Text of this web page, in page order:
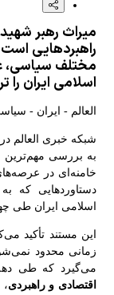
اتحادیه‌ها بر نخست‌وزیر
ایران
کمیسیون امنیت
رهبر شهید
است
سیاسی،
ایران را
- ایران - سیاسی
خبری العالم در
بررسی مهم‌ترین
در عرصه‌های
که به
ایران طی چهار
مستند تأکید می‌کند
محدود نمی‌شود،
که طی
و راهبردی،مسیر